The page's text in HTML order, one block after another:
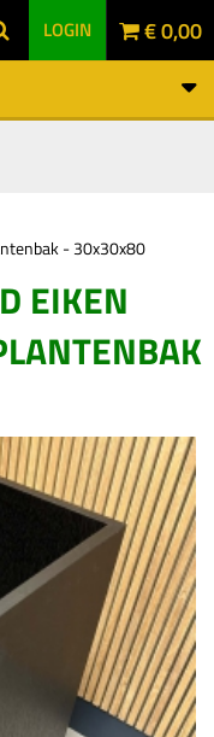
LOGIN € 0,00
- 30x30x80
EIKEN